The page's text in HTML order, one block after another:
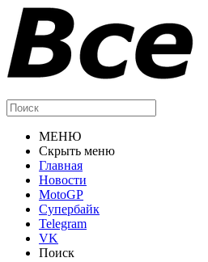
МЕНЮ
Скрыть меню
Главная
Новости
MotoGP
Супербайк
Telegram
VK
Поиск